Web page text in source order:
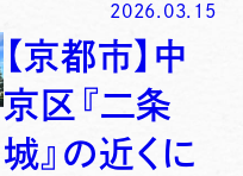
2026.03.15
【京都市】中
京区『二条
城』の近くに